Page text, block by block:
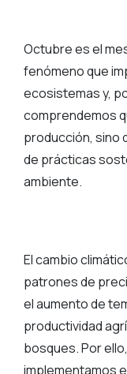
Octubre es el
fenómeno que
ecosistemas y,
comprendemos
producción, sino
de prácticas
ambiente.
El cambio
patrones de
el aumento de
productividad
bosques. Por
implementamos